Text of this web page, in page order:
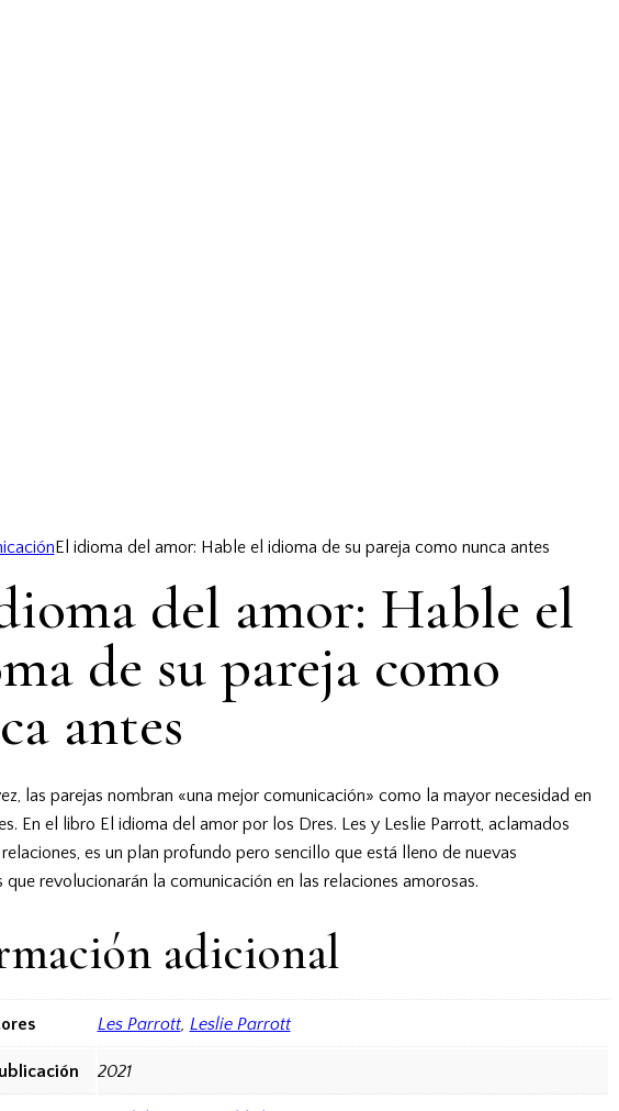
El idioma del amor: Hable el idioma de su pareja como nunca antes
del amor: Hable el
de su pareja como
antes
las parejas nombran «una mejor comunicación» como la mayor necesidad en
En el libro El idioma del amorpor los Dres. Les y Leslie Parrott, aclamados
es un plan profundo pero sencillo que está lleno de nuevas
que revolucionarán la comunicación en las relaciones amorosas.
adicional
Les Parrott, Leslie Parrott
2021